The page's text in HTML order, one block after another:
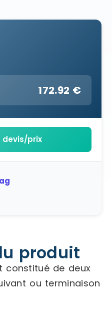
172.92 €
devis/prix
produit
constitué de deux
ou terminaison